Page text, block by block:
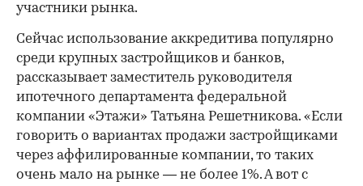
участники рынка.
Сейчас использование аккредитива популярно
среди крупных застройщиков и банков,
рассказывает заместитель руководителя
ипотечного департамента федеральной
компании «Этажи» Татьяна Решетникова. «Если
говорить о вариантах продажи застройщиками
через аффилированные компании, то таких
очень мало на рынке — не более 1%. А вот с